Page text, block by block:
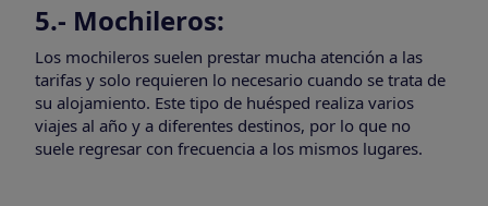
5.- Mochileros:
Los mochileros suelen prestar mucha atención a las
tarifas y solo requieren lo necesario cuando se trata de
su alojamiento. Este tipo de huésped realiza varios
viajes al año y a diferentes destinos, por lo que no
suele regresar con frecuencia a los mismos lugares.